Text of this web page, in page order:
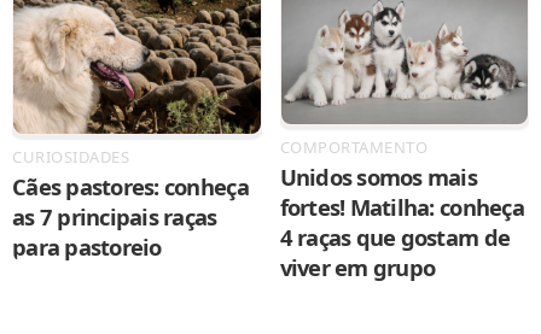
CURIOSIDADES
Cães pastores: conheça
as 7 principais raças
para pastoreio
COMPORTAMENTO
Unidos somos mais
fortes! Matilha: conheça
4 raças que gostam de
viver em grupo